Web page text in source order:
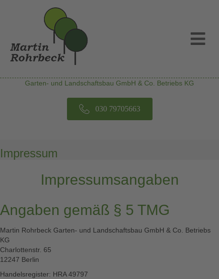
Garten- und Landschaftsbau GmbH & Co. Betriebs KG
030 79705663
Impressum
Impressumsangaben
Angaben gemäß § 5 TMG
Martin Rohrbeck Garten- und Landschaftsbau GmbH & Co. Betriebs
KG
Charlottenstr. 65
12247 Berlin
Handelsregister: HRA 49797